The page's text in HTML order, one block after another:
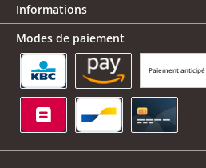
Informations
Modes de paiement
Paiement anticipé
KBC/CBC Payment Button
Amazon Pay